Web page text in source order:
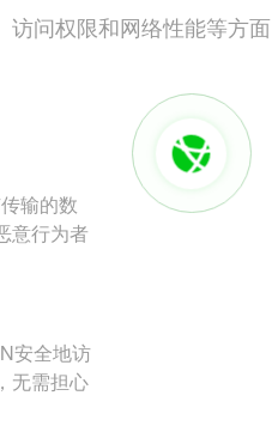
访问权限和网络性能等方面
输的数
意行为者
安全地访
无需担心